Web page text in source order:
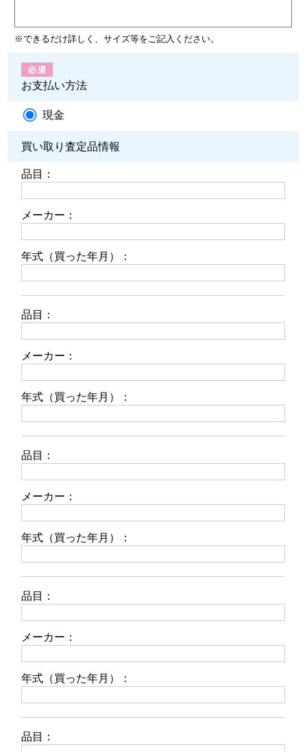
※できるだけ詳しく、サイズ等をご記入ください。
お支払い方法
現金
買い取り査定品情報
品目：
メーカー：
年式（買った年月）：
品目：
メーカー：
年式（買った年月）：
品目：
メーカー：
年式（買った年月）：
品目：
メーカー：
年式（買った年月）：
品目：